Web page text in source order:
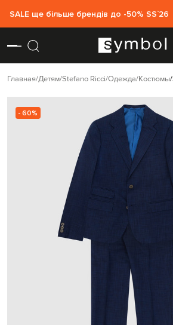
SALE ще більше брендів до -50% SS`26
Главная Детям Stefano Ricci Одежда Костюмы
- 60%